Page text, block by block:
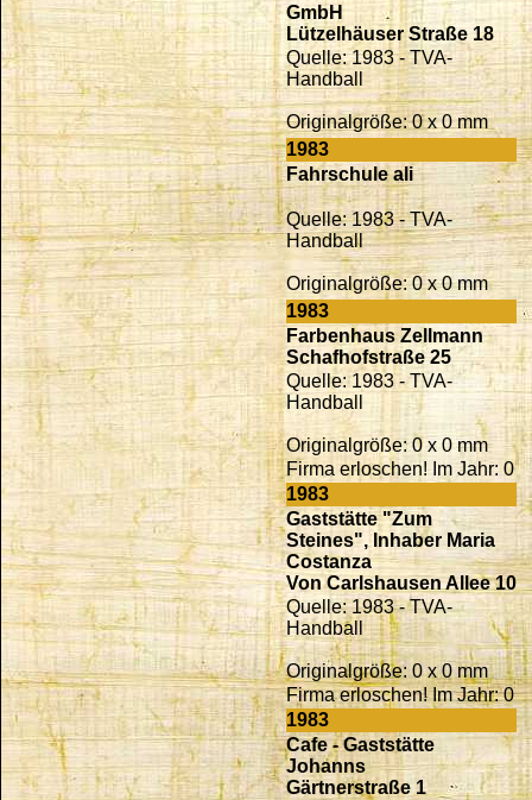
GmbH
Lützelhäuser Straße 18
Quelle: 1983 - TVA-
Handball
Originalgröße: 0 x 0 mm
1983
Fahrschule ali
Quelle: 1983 - TVA-
Handball
Originalgröße: 0 x 0 mm
1983
Farbenhaus Zellmann
Schafhofstraße 25
Quelle: 1983 - TVA-
Handball
Originalgröße: 0 x 0 mm
Firma erloschen! Im Jahr: 0
1983
Gaststätte "Zum
Steines", Inhaber Maria
Costanza
Von Carlshausen Allee 10
Quelle: 1983 - TVA-
Handball
Originalgröße: 0 x 0 mm
Firma erloschen! Im Jahr: 0
1983
Cafe - Gaststätte
Johanns
Gärtnerstraße 1